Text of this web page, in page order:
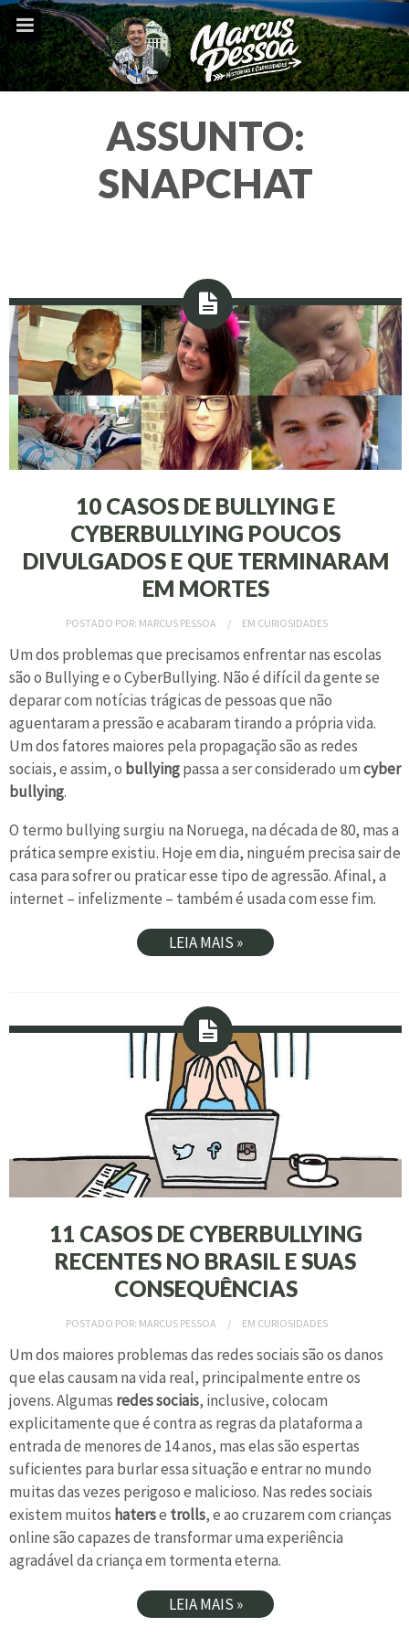
ASSUNTO:
SNAPCHAT
10 CASOS DE BULLYING E
CYBERBULLYING POUCOS
DIVULGADOS E QUE TERMINARAM
EM MORTES
POSTADO POR: MARCUS PESSOA EM CURIOSIDADES
Um dos problemas que precisamos enfrentar nas escolas
são o Bullying e o CyberBullying. Não é difícil da gente se
deparar com notícias trágicas de pessoas que não
aguentaram a pressão e acabaram tirando a própria vida.
Um dos fatores maiores pela propagação são as redes
sociais, e assim, o bullyingpassa a ser considerado umcyber
bullying.
O termo bullying surgiu na Noruega, na década de 80, mas a
prática sempre existiu. Hoje em dia, ninguém precisa sair de
casa para sofrer ou praticar esse tipo de agressão. Afinal, a
internet – infelizmente – também é usada com esse fim.
LEIA MAIS »
11 CASOS DE CYBERBULLYING
RECENTES NO BRASIL E SUAS
CONSEQUÊNCIAS
POSTADO POR: MARCUS PESSOA EM CURIOSIDADES
Um dos maiores problemas das redes sociais são os danos
que elas causam na vida real, principalmente entre os
jovens. Algumas redes sociais, inclusive, colocam
explicitamente que é contra as regras da plataforma a
entrada de menores de 14 anos, mas elas são espertas
suficientes para burlar essa situação e entrar no mundo
muitas das vezes perigoso e malicioso. Nas redes sociais
existem muitos haterse trolls, e ao cruzarem com crianças
online são capazes de transformar uma experiência
agradável da criança em tormenta eterna.
LEIA MAIS »